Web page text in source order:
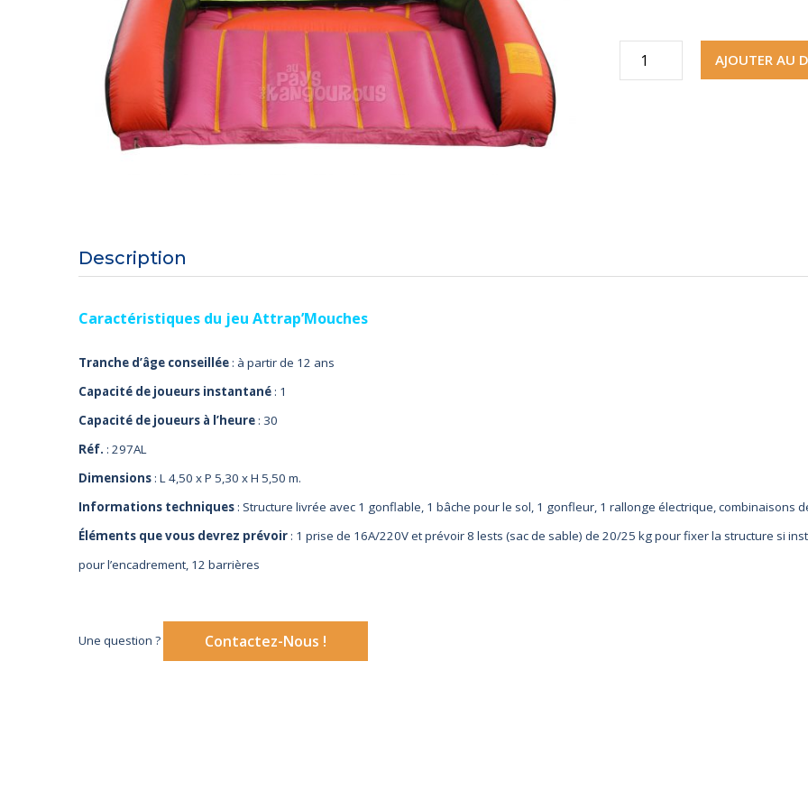
quantité
de
AJOUTER AU
Description
Caractéristiques du jeu Attrap’Mouches
Tranche d’âge conseillée : à partir de 12 ans
Capacité de joueurs instantané : 1
Capacité de joueurs à l’heure : 30
Réf. : 297AL
Dimensions : L 4,50 x P 5,30 x H 5,50 m.
Informations techniques : Structure livrée avec 1 gonflable, 1 bâche pour le sol, 1 gonfleur, 1 rallonge électrique, combinaisons
Éléments que vous devrez prévoir : 1 prise de 16A/220V et prévoir 8 lests (sac de sable) de 20/25 kg pour fixer la structure si
pour l’encadrement, 12 barrières
Une question ? Contactez-Nous !